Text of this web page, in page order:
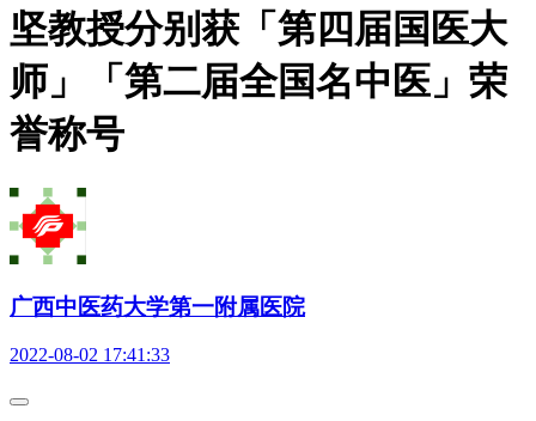
坚教授分别获「第四届国医大
师」「第二届全国名中医」荣
誉称号
广西中医药大学第一附属医院
2022-08-02 17:41:33